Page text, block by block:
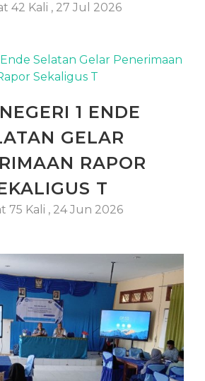
42 Kali , 27 Jul 2026
1 ENDE
GELAR
RAPOR
T
75 Kali , 24 Jun 2026